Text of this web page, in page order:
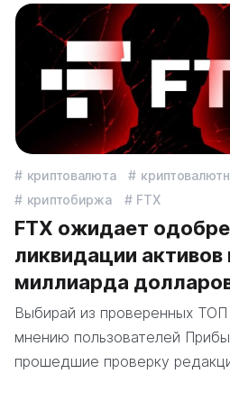
криптовалюта
криптобиржа
FTX
FTX ожидает
ликвидации
миллиарда
Выбирай из проверенных
мнению пользователей
прошедшие проверку